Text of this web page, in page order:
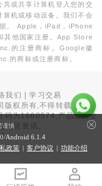
或共享计算机登入您的交
机或移动设备。我们不会
。 Apple，iPad，iPhone
其他国家注册。App Store
的注册商标。Google徽
的商标或注册商标。
我们 |学习交易
版权所有,不得转载
码为1660574,产品面向全
地区资讯。
。
谨慎
/Android 6.1.4
政策 | 客户协议 | 功能介绍